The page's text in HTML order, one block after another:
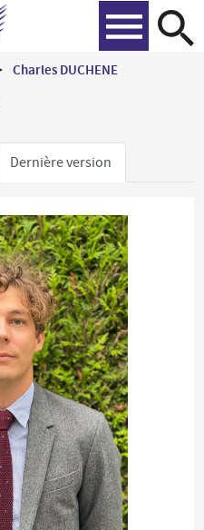
Aller
au
principal
Charles DUCHENE
Dernière version